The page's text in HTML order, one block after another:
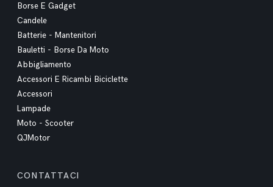
Borse E Gadget
Candele
Batterie - Mantenitori
Bauletti - Borse Da Moto
Abbigliamento
Accessori E Ricambi Biciclette
Accessori
Lampade
Moto - Scooter
QJMotor
CONTATTACI